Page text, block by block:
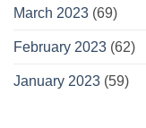
March 2023 (69)
February 2023 (62)
January 2023 (59)